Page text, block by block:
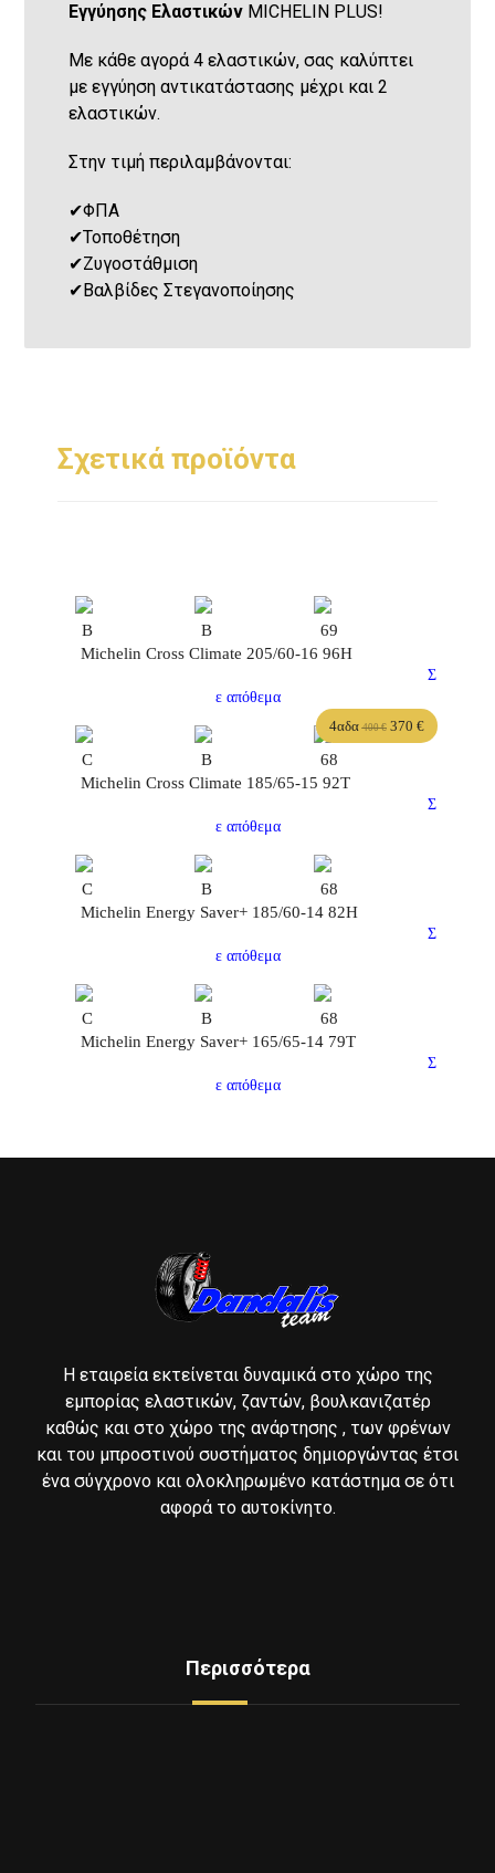
Εγγύησης Ελαστικών MICHELIN PLUS!
Με κάθε αγορά 4 ελαστικών, σας καλύπτει
με εγγύηση αντικατάστασης μέχρι και 2
ελαστικών.
Στην τιμή περιλαμβάνονται:
✔ΦΠΑ
✔Τοποθέτηση
✔Ζυγοστάθμιση
✔Βαλβίδες Στεγανοποίησης
Σχετικά προϊόντα
B B
69
Michelin Cross Climate 205/60-16 96H
Σ
ε απόθεμα
C B
68
Michelin Cross Climate 185/65-15 92T
4αδα 400€ 370 €
Σ
ε απόθεμα
C B
68
Michelin Energy Saver+ 185/60-14 82H
Σ
ε απόθεμα
C B
68
Michelin Energy Saver+ 165/65-14 79T
Σ
ε απόθεμα
Η εταιρεία εκτείνεται δυναμικά στο χώρο της
εμπορίας ελαστικών, ζαντών, βουλκανιζατέρ
καθώς και στο χώρο της ανάρτησης , των φρένων
και του μπροστινού συστήματος δημιοργώντας έτσι
ένα σύγχρονο και ολοκληρωμένο κατάστημα σε ότι
αφορά το αυτοκίνητο.
Περισσότερα